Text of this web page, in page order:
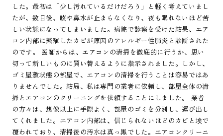
した。最初は「少し汚れているだけだろう」と軽く考えていまし
たが、数日後、咳や鼻水が止まらなくなり、夜も眠れないほど苦
しい状態になってしまいました。病院で診察を受けた結果、エア
コン内部に繁殖したカビが原因のアレルギー性肺炎と診断された
のです。 医師からは、エアコンの清掃を徹底的に行うか、思い
切って新しいものに買い替えるように指示されました。しかし、
ゴミ屋敷状態の部屋で、エアコンの清掃を行うことは容易ではあ
りませんでした。結局、私は専門の業者に依頼し、部屋全体の清
掃とエアコンのクリーニングを依頼することにしました。 業者
の方々は、想像以上に手際よく、部屋のゴミを分別し、運び出し
てくれました。エアコン内部は、信じられないほどのカビと埃で
覆われており、清掃後の汚水は真っ黒でした。エアコンクリーニ